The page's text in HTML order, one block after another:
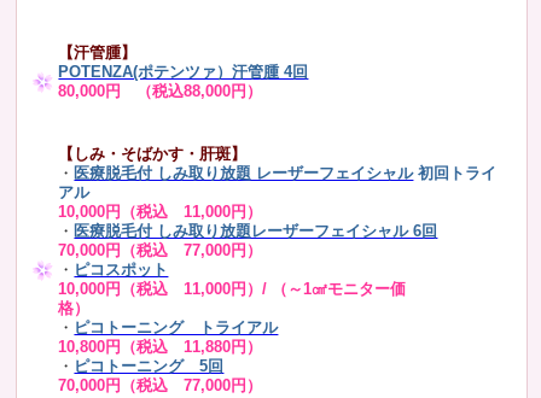
【汗管腫】
POTENZA(ポテンツァ）汗管腫 4回
80,000円 （税込88,000円）
【しみ・そばかす・肝斑】
・ 医療脱毛付 しみ取り放題 レーザーフェイシャル 初回トライ
アル
10,000円（税込 11,000円）
・ 医療脱毛付 しみ取り放題レーザーフェイシャル 6回
70,000円（税込 77,000円）
・ ピコスポット
10,000円（税込 11,000円）/ （～1㎠モニター価
格）
・ ピコトーニング トライアル
10,800円（税込 11,880円）
・ ピコトーニング 5回
70,000円（税込 77,000円）